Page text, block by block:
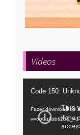
Vídeos
Tocador
vídeo
Code 150:
Fazer download do
v=oo0uAsbti28&_=1